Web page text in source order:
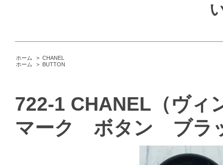
ホーム > CHANEL
ホーム
> BUTTON
722-1 CHANEL（ヴ
マーク ボタン ブラ